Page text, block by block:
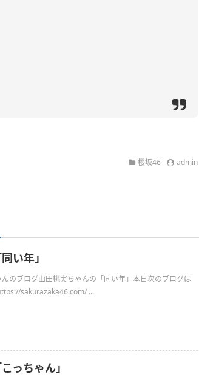
櫻坂46 admin
い年」
のブログ山田桃実ちゃんの「同い年」本日次のブログは
sakurazaka46.com/ ...
っちゃん」